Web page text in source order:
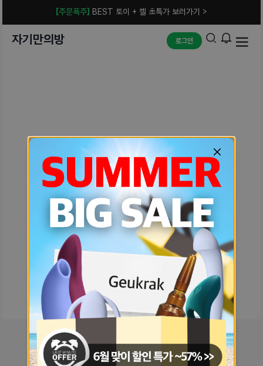
[주문폭주] BEST 토이 + 젤 초특가 보러가기 >
자기만의방 로그인
예상치 못한 에러입니다.